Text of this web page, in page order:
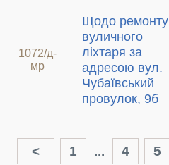
1072/д-
мр
Щодо ремонту
вуличного
ліхтаря за
адресою вул.
Чубаївський
провулок, 9б
< 1 ... 4 5